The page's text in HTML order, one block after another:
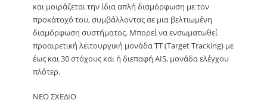
και μοιράζεται την ίδια απλή διαμόρφωση με τον
προκάτοχό του, συμβάλλοντας σε μια βελτιωμένη
διαμόρφωση συστήματος. Μπορεί να ενσωματωθεί
προαιρετική λειτουργική μονάδα TT (Target Tracking) με
έως και 30 στόχους και ή διεπαφή AIS, μονάδα ελέγχου
πλότερ.
ΝΕΟ ΣΧΕΔΙΟ